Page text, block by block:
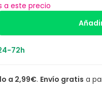
a este precio
72h
a 2,99€. Envío gratis a